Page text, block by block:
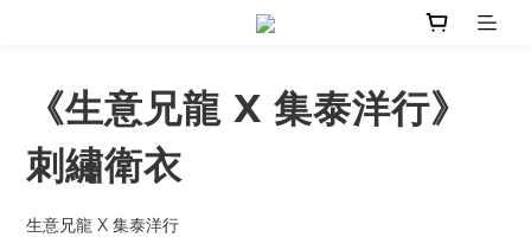
《生意兄龍 X 集泰洋行》
刺繡衛衣
生意兄龍 X 集泰洋行